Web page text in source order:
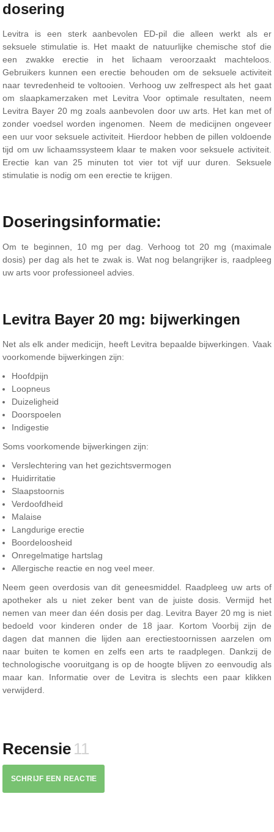
dosering
Levitra is een sterk aanbevolen ED-pil die alleen werkt als er
seksuele stimulatie is. Het maakt de natuurlijke chemische stof die
een zwakke erectie in het lichaam veroorzaakt machteloos.
Gebruikers kunnen een erectie behouden om de seksuele activiteit
naar tevredenheid te voltooien. Verhoog uw zelfrespect als het gaat
om slaapkamerzaken met Levitra Voor optimale resultaten, neem
Levitra Bayer 20 mg zoals aanbevolen door uw arts. Het kan met of
zonder voedsel worden ingenomen. Neem de medicijnen ongeveer
een uur voor seksuele activiteit. Hierdoor hebben de pillen voldoende
tijd om uw lichaamssysteem klaar te maken voor seksuele activiteit.
Erectie kan van 25 minuten tot vier tot vijf uur duren. Seksuele
stimulatie is nodig om een ​​erectie te krijgen.
Doseringsinformatie:
Om te beginnen, 10 mg per dag. Verhoog tot 20 mg (maximale
dosis) per dag als het te zwak is. Wat nog belangrijker is, raadpleeg
uw arts voor professioneel advies.
Levitra Bayer 20 mg: bijwerkingen
Net als elk ander medicijn, heeft Levitra bepaalde bijwerkingen. Vaak
voorkomende bijwerkingen zijn:
Hoofdpijn
Loopneus
Duizeligheid
Doorspoelen
Indigestie
Soms voorkomende bijwerkingen zijn:
Verslechtering van het gezichtsvermogen
Huidirritatie
Slaapstoornis
Verdoofdheid
Malaise
Langdurige erectie
Boordeloosheid
Onregelmatige hartslag
Allergische reactie en nog veel meer.
Neem geen overdosis van dit geneesmiddel. Raadpleeg uw arts of
apotheker als u niet zeker bent van de juiste dosis. Vermijd het
nemen van meer dan één dosis per dag. Levitra Bayer 20 mg is niet
bedoeld voor kinderen onder de 18 jaar. Kortom Voorbij zijn de
dagen dat mannen die lijden aan erectiestoornissen aarzelen om
naar buiten te komen en zelfs een arts te raadplegen. Dankzij de
technologische vooruitgang is op de hoogte blijven zo eenvoudig als
maar kan. Informatie over de Levitra is slechts een paar klikken
verwijderd.
Recensie 11
SCHRIJF EEN REACTIE